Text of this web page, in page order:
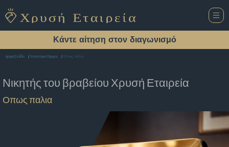
Κάντε αίτηση στον διαγωνισμό
Αρχική Σελίδα Εστιατόριο Πυργος Οπως παλια
Νικητής του βραβείου Χρυσή Εταιρεία
Οπως παλια